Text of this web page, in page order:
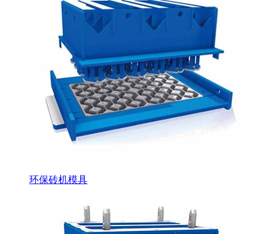
环保砖机模具